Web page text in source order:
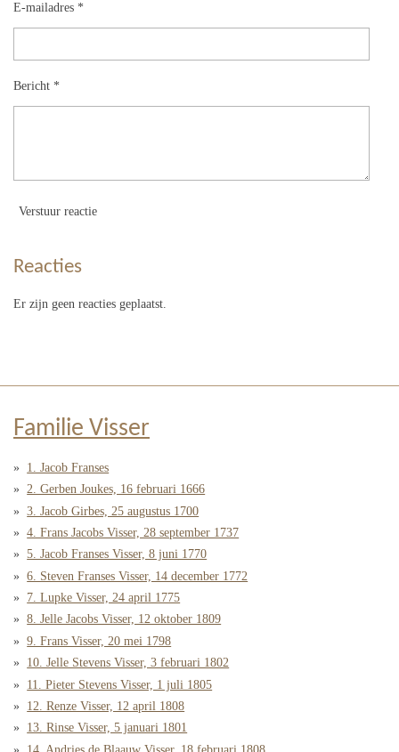
E-mailadres *
Bericht *
Verstuur reactie
Reacties
Er zijn geen reacties geplaatst.
Familie Visser
1. Jacob Franses
2. Gerben Joukes, 16 februari 1666
3. Jacob Girbes, 25 augustus 1700
4. Frans Jacobs Visser, 28 september 1737
5. Jacob Franses Visser, 8 juni 1770
6. Steven Franses Visser, 14 december 1772
7. Lupke Visser, 24 april 1775
8. Jelle Jacobs Visser, 12 oktober 1809
9. Frans Visser, 20 mei 1798
10. Jelle Stevens Visser, 3 februari 1802
11. Pieter Stevens Visser, 1 juli 1805
12. Renze Visser, 12 april 1808
13. Rinse Visser, 5 januari 1801